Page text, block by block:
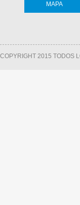
MAPA
COPYRIGHT 2015 TODOS